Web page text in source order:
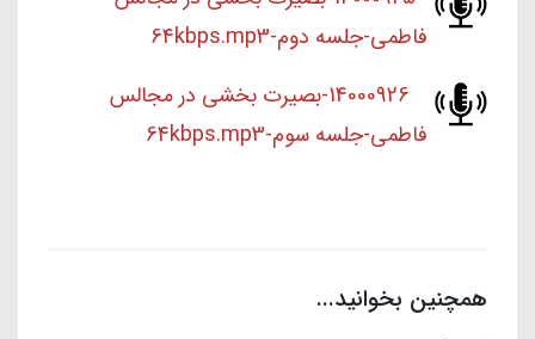
فاطمی-جلسه دوم-64kbps.mp3
14000926-بصیرت بخشی در مجالس
فاطمی-جلسه سوم-64kbps.mp3
همچنین بخوانید...